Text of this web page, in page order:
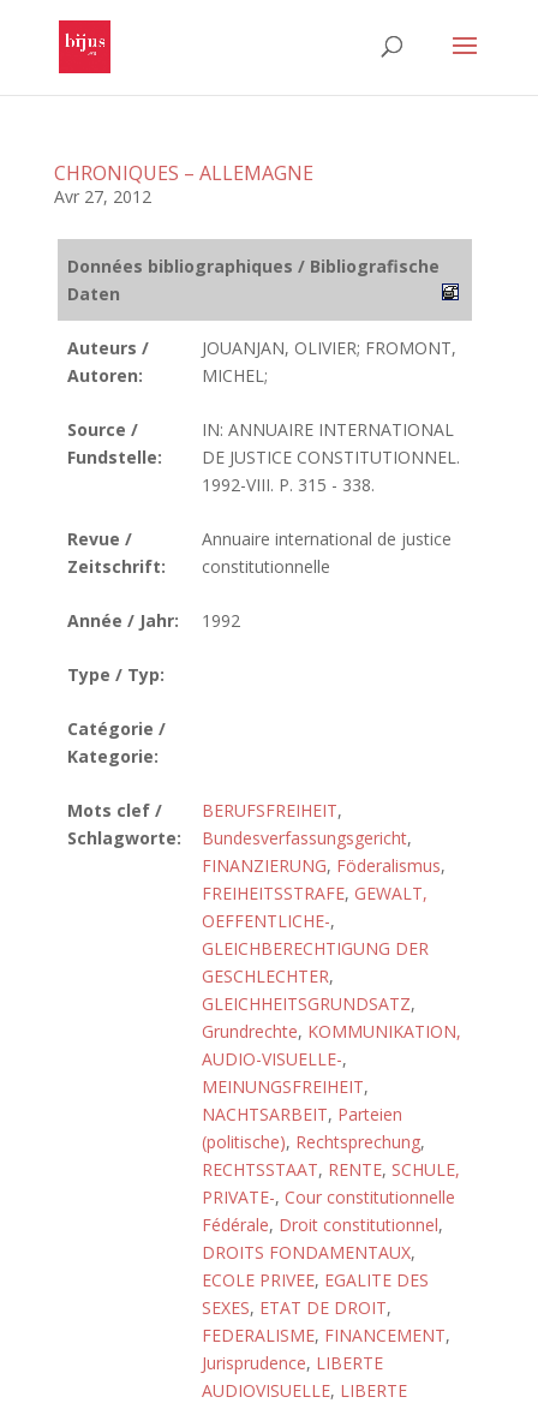
CHRONIQUES – ALLEMAGNE
Avr 27, 2012
Données bibliographiques / Bibliografische
Daten
Auteurs /
Autoren:
JOUANJAN, OLIVIER; FROMONT,
MICHEL;
Source /
Fundstelle:
IN: ANNUAIRE INTERNATIONAL
DE JUSTICE CONSTITUTIONNEL.
1992-VIII. P. 315 - 338.
Revue /
Zeitschrift:
Annuaire international de justice
constitutionnelle
Année / Jahr: 1992
Type / Typ:
Catégorie /
Kategorie:
Mots clef /
Schlagworte:
BERUFSFREIHEIT,
Bundesverfassungsgericht,
FINANZIERUNG, Föderalismus,
FREIHEITSSTRAFE, GEWALT,
OEFFENTLICHE-,
GLEICHBERECHTIGUNG DER
GESCHLECHTER,
GLEICHHEITSGRUNDSATZ,
Grundrechte, KOMMUNIKATION,
AUDIO-VISUELLE-,
MEINUNGSFREIHEIT,
NACHTSARBEIT, Parteien
(politische), Rechtsprechung,
RECHTSSTAAT, RENTE, SCHULE,
PRIVATE-, Cour constitutionnelle
Fédérale, Droit constitutionnel,
DROITS FONDAMENTAUX,
ECOLE PRIVEE, EGALITE DES
SEXES, ETAT DE DROIT,
FEDERALISME, FINANCEMENT,
Jurisprudence, LIBERTE
AUDIOVISUELLE, LIBERTE